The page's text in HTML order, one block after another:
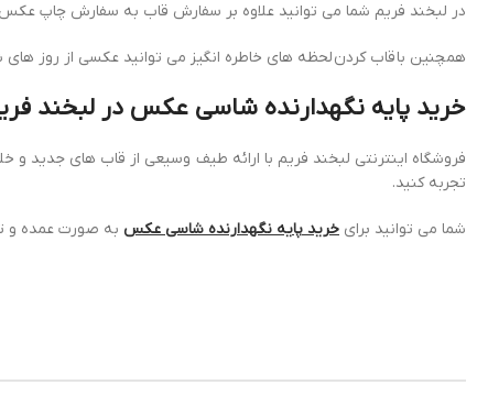
در لبخند فریم شما می توانید علاوه بر سفارش قاب به سفارش چاپ
همچنین با قاب کردن لحظه های خاطره انگیز می توانید عکسی از روز
خرید پایه نگهدارنده شاسی عکس در لبخند
فروشگاه اینترنتی لبخند فریم با ارائه طیف وسیعی از قاب های جدید و
تجربه کنید.
شما می توانید برای خرید پایه نگهدارنده شاسی عکس به صورت عمده و